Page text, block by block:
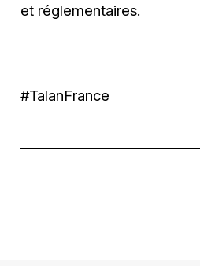
et réglementaires.
#TalanFrance